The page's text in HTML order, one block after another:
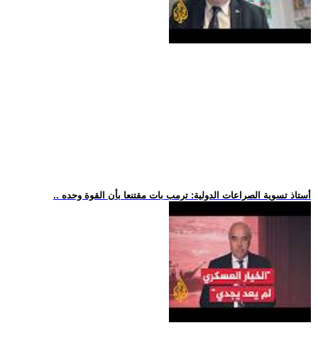
.. أستاذ تسوية الصراعات الدولية: ترمب بات مقتنعا بأن القوة وحده